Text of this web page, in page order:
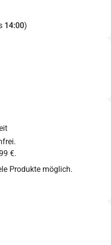
14:00)
€.
Produkte möglich.